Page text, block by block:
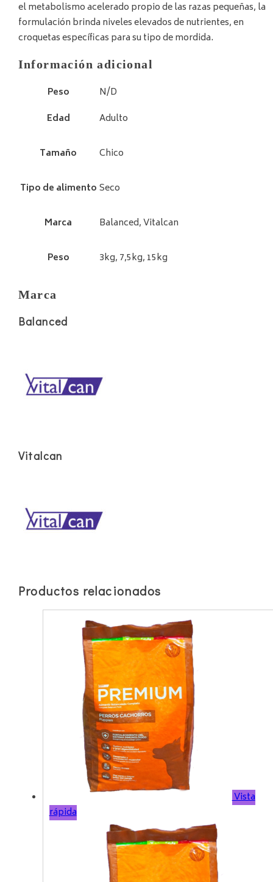
el metabolismo acelerado propio de las razas pequeñas, la
formulación brinda niveles elevados de nutrientes, en
croquetas específicas para su tipo de mordida.
Información adicional
Peso
N/D
Edad
Adulto
Tamaño Chico
Tipo de alimento Seco
Marca Balanced, Vitalcan
Peso 3kg, 7,5kg, 15kg
Marca
Balanced
Vitalcan
Productos relacionados
Vista
rápida